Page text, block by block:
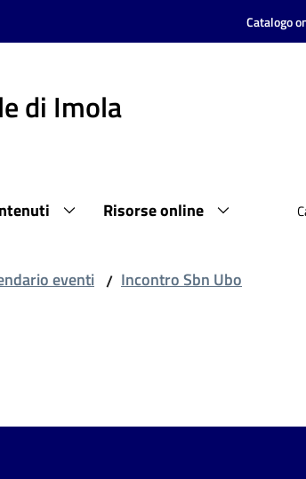
Catalogo
di Imola
Risorse online
eventi / Incontro Sbn Ubo